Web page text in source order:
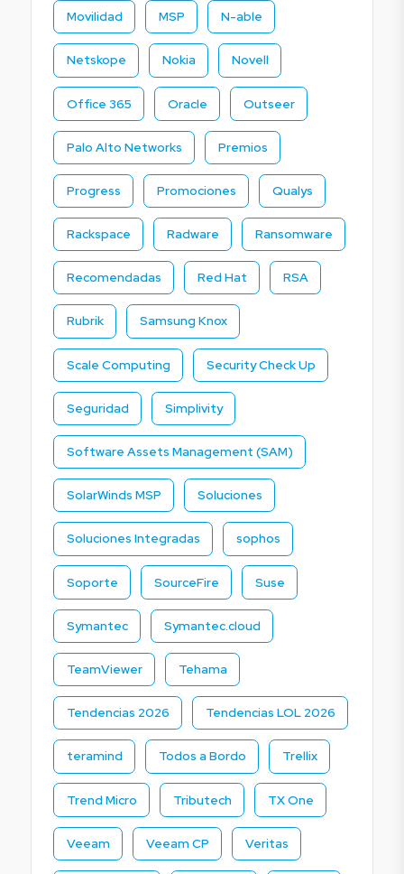
Movilidad MSP N-able
Netskope Nokia Novell
Office 365 Oracle Outseer
Palo Alto Networks Premios
Progress Promociones Qualys
Rackspace Radware Ransomware
Recomendadas Red Hat RSA
Rubrik Samsung Knox
Scale Computing Security Check Up
Seguridad Simplivity
Software Assets Management (SAM)
SolarWinds MSP Soluciones
Soluciones Integradas sophos
Soporte SourceFire Suse
Symantec Symantec.cloud
TeamViewer Tehama
Tendencias 2026 Tendencias LOL 2026
teramind Todos a Bordo Trellix
Trend Micro Tributech TX One
Veeam Veeam CP Veritas